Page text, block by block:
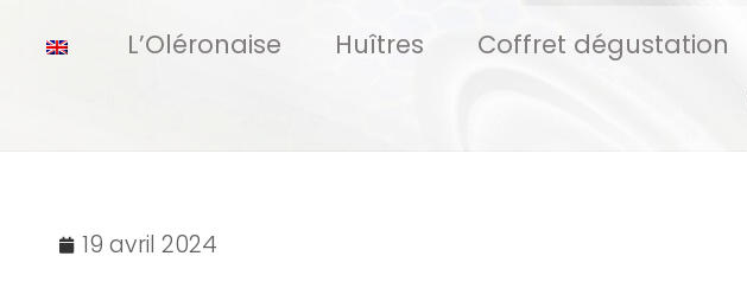
L’Oléronaise Huîtres Coffret dégustation
19 avril 2024